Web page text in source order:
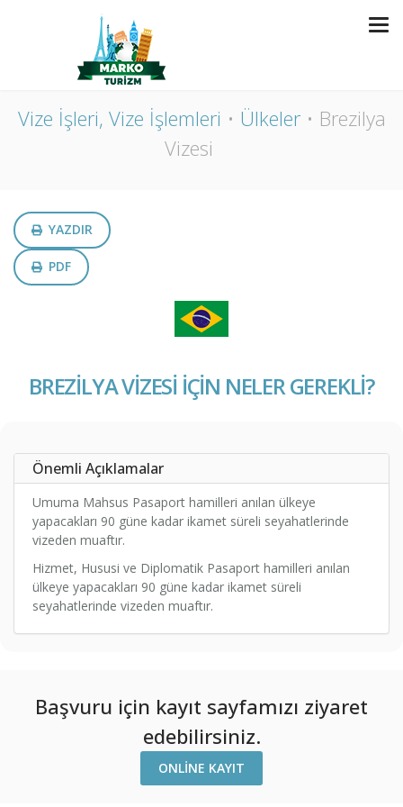
BREZILYA VIZESI
Vize İşleri, Vize İşlemleri Ülkeler
Brezilya
Vizesi
YAZDIR
PDF
BREZİLYA VİZESİ İÇİN NELER GEREKLİ?
Önemli Açıklamalar
Umuma Mahsus Pasaport hamilleri anılan ülkeye
yapacakları 90 güne kadar ikamet süreli seyahatlerinde
vizeden muaftır.
Hizmet, Hususi ve Diplomatik Pasaport hamilleri anılan
ülkeye yapacakları 90 güne kadar ikamet süreli
seyahatlerinde vizeden muaftır.
Başvuru için kayıt sayfamızı ziyaret
edebilirsiniz.
ONLINE KAYIT